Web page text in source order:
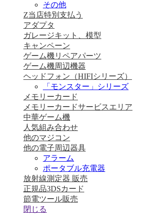
その他
Z当店特別支払う
アダプタ
ガレージキット、模型
キャンペーン
ゲーム機リペアパーツ
ゲーム機周辺機器
ヘッドフォン（HIFIシリーズ）
「モンスター」シリーズ
メモリーカード
メモリーカードサービスエリア
中華ゲーム機
人気組み合わせ
他のマジコン
他の電子周辺器具
アラーム
ポータブル充電器
放射線測定器 販売
正規品3DSカード
節電ツール販売
閉じる